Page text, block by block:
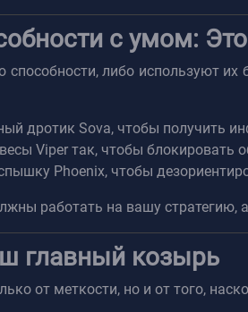
с умом:
либо используют
дротик Sova, чтобы получить
Viper так, чтобы блокировать
Phoenix, чтобы
работать на вашу стратегию,
главный козырь
от меткости, но и от того,